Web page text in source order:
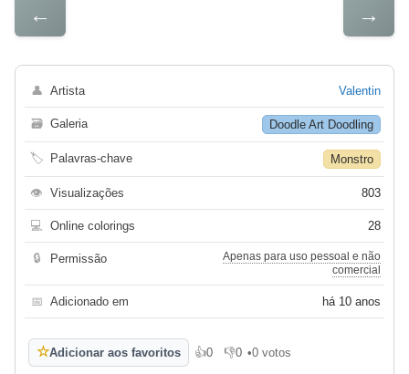
← →
👤 Artista Valentin
🗃 Galeria Doodle Art Doodling
🏷 Palavras-chave Monstro
👁 Visualizações 803
💻 Online colorings 28
🔒 Permissão
Apenas para uso pessoal e não
comercial
📅 Adicionado em há 10 anos
☆Adicionar aos favoritos 👍0
Gosto 👎0
Não gosto
•0 votos